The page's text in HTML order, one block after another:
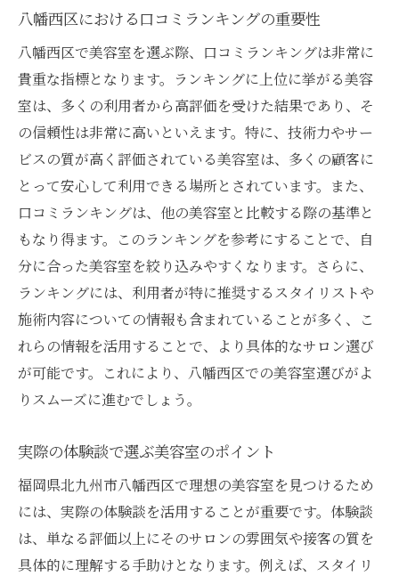
八幡西区における口コミランキングの重要性
八幡西区で美容室を選ぶ際、口コミランキングは非常に
貴重な指標となります。ランキングに上位に挙がる美容
室は、多くの利用者から高評価を受けた結果であり、そ
の信頼性は非常に高いといえます。特に、技術力やサー
ビスの質が高く評価されている美容室は、多くの顧客に
とって安心して利用できる場所とされています。また、
口コミランキングは、他の美容室と比較する際の基準と
もなり得ます。このランキングを参考にすることで、自
分に合った美容室を絞り込みやすくなります。さらに、
ランキングには、利用者が特に推奨するスタイリストや
施術内容についての情報も含まれていることが多く、こ
れらの情報を活用することで、より具体的なサロン選び
が可能です。これにより、八幡西区での美容室選びがよ
りスムーズに進むでしょう。
実際の体験談で選ぶ美容室のポイント
福岡県北九州市八幡西区で理想の美容室を見つけるため
には、実際の体験談を活用することが重要です。体験談
は、単なる評価以上にそのサロンの雰囲気や接客の質を
具体的に理解する手助けとなります。例えば、スタイリ